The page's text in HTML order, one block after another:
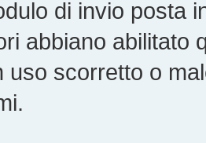
di invio posta
abbiano abilitato
uso scorretto o